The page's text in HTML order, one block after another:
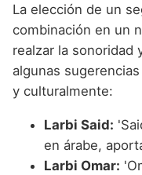
La elección de un
combinación en un
realzar la sonoridad
algunas
y culturalmente:
Larbi Said:
en árabe,
Larbi Omar: